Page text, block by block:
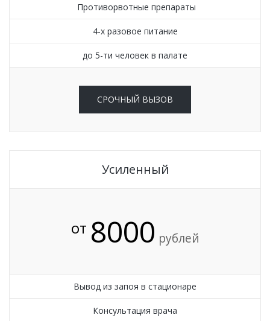
Противорвотные препараты
4-х разовое питание
до 5-ти человек в палате
СРОЧНЫЙ ВЫЗОВ
Усиленный
от 8000 рублей
Вывод из запоя в стационаре
Консультация врача